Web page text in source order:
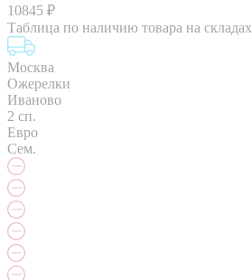
10845 ₽
Таблица по наличию товара на складах
Москва
Ожерелки
Иваново
2 сп.
Евро
Сем.